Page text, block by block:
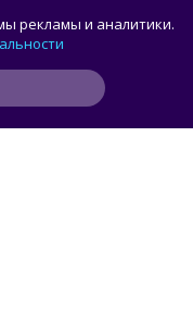
чтобы
рекламы и аналитики.